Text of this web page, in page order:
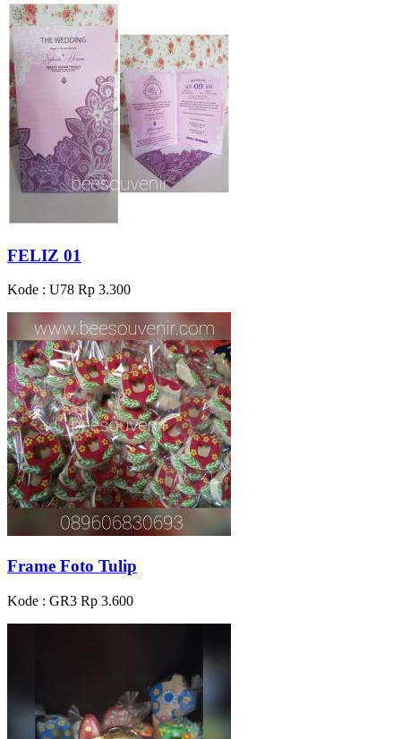
FELIZ 01
Kode : U78 Rp 3.300
Frame Foto Tulip
Kode : GR3 Rp 3.600